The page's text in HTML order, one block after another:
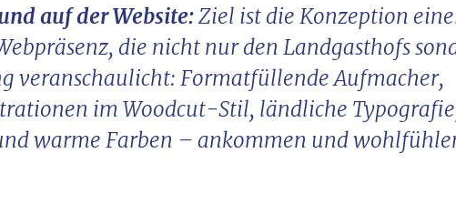
auf der Website:Ziel ist die Konzeption
die nicht nur den Landgasthofs
veranschaulicht: Formatfüllende Aufmacher,
im Woodcut-Stil, ländliche
warme Farben – ankommen und